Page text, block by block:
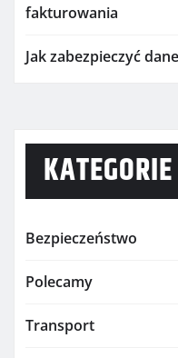
fakturowania
Jak zabezpieczyć
KATEGORIE
Bezpieczeństwo
Polecamy
Transport